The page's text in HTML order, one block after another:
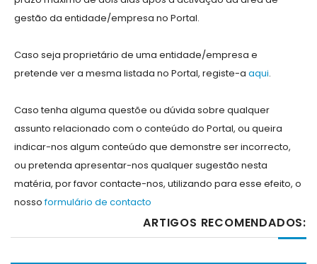
gestão da entidade/empresa no Portal.
Caso seja proprietário de uma entidade/empresa e
pretende ver a mesma listada no Portal, registe-a aqui.
Caso tenha alguma questõe ou dúvida sobre qualquer
assunto relacionado com o conteúdo do Portal, ou queira
indicar-nos algum conteúdo que demonstre ser incorrecto,
ou pretenda apresentar-nos qualquer sugestão nesta
matéria, por favor contacte-nos, utilizando para esse efeito, o
nossoformulário de contacto
ARTIGOS RECOMENDADOS: